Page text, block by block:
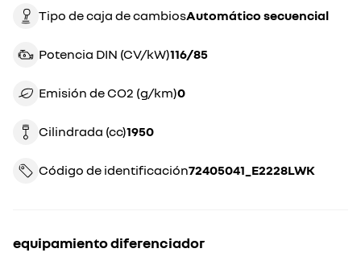
Tipo de caja de cambios automático secuencial
Potencia DIN (CV/kW) 116/85
Emisión de CO2 (g/km)0
Cilindrada (cc) 1950
Código de identificación 72405041_E2228LWK
equipamiento diferenciador